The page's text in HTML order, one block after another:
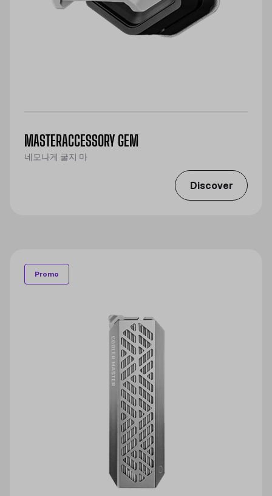
MASTERACCESSORY GEM
네모나게 굴지 마
Discover
Promo